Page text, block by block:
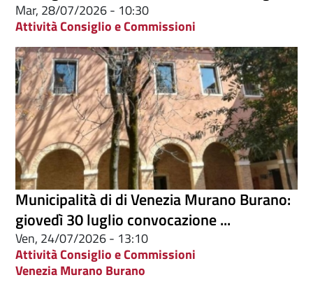
Mar, 28/07/2026 - 10:30
Attività Consiglio e Commissioni
Municipalità di di Venezia Murano Burano:
giovedì 30 luglio convocazione ...
Ven, 24/07/2026 - 13:10
Attività Consiglio e Commissioni
Venezia Murano Burano